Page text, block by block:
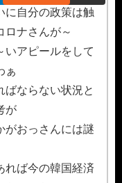
に自分の政策は触
ロナさんが～
いアピールをして
ぁ
ばならない状況と
が
がおっさんには謎
れば今の韓国経済